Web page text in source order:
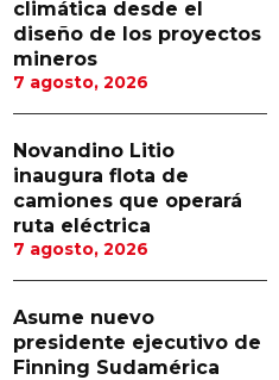
climática desde el
diseño de los proyectos
mineros
7 agosto, 2026
Novandino Litio
inaugura flota de
camiones que operará
ruta eléctrica
7 agosto, 2026
Asume nuevo
presidente ejecutivo de
Finning Sudamérica